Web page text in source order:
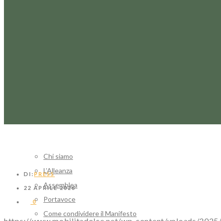
Chi siamo
L’Alleanza
Assemblea
Portavoce
Come condividere il Manifesto
DI: PRESS
22 APRILE 2026
0